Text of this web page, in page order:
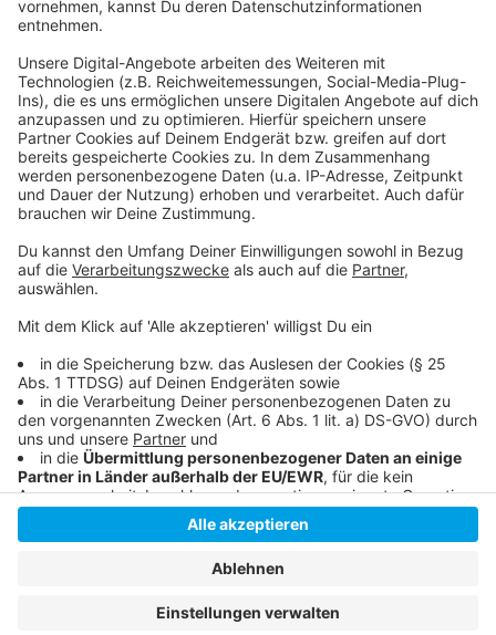
Weitere Infos und Links zum Thema:
Hier informiert die Rheinbahn über den Streik
Hier informiert der Flughafen über den Streik
Infos zu den schwierigen Tarifverhandlungen im
Anzeige
Anzeige